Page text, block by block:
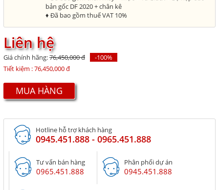
bản gốc DF 2020 + chân kê
♦ Đã bao gồm thuế VAT 10%
Liên hệ
Giá chính hãng:76,450,000 đ
-100%
Tiết kiệm :76,450,000 đ
MUA HÀNG
Hotline hỗ trợ khách hàng
0945.451.888 - 0965.451.888
Tư vấn bán hàng
0965.451.888
Phân phối dự án
0945.451.888